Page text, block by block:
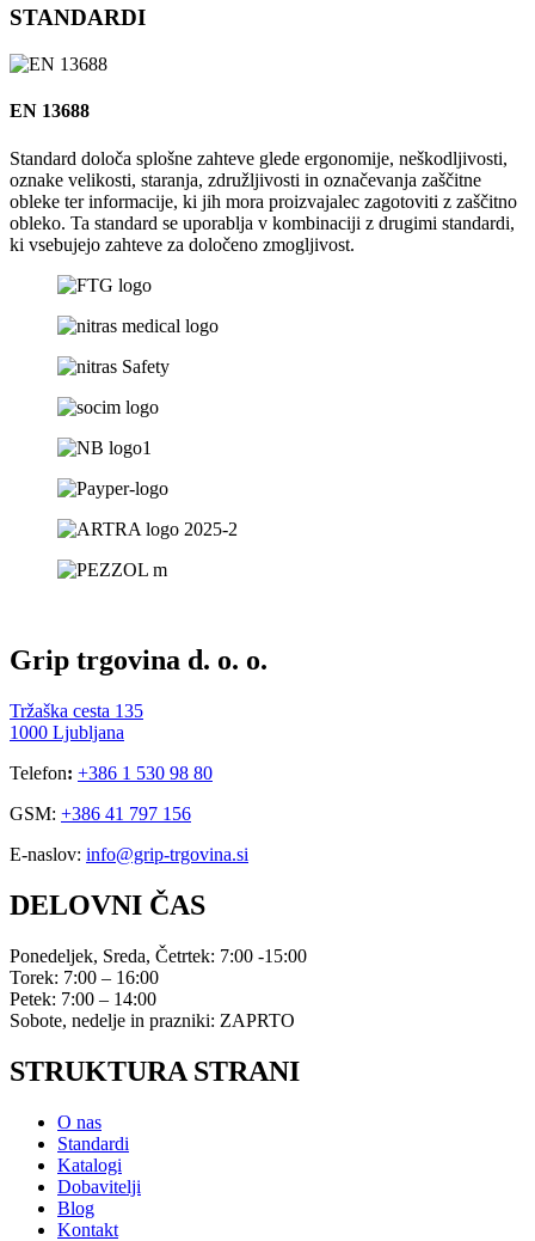
STANDARDI
EN 13688
Standard določa splošne zahteve glede ergonomije, neškodljivosti,
oznake velikosti, staranja, združljivosti in označevanja zaščitne
obleke ter informacije, ki jih mora proizvajalec zagotoviti z zaščitno
obleko. Ta standard se uporablja v kombinaciji z drugimi standardi,
ki vsebujejo zahteve za določeno zmogljivost.
Grip trgovina d. o. o.
Tržaška cesta 135
1000 Ljubljana
Telefon: +386 1 530 98 80
GSM: +386 41 797 156
E-naslov: info@grip-trgovina.si
DELOVNI ČAS
Ponedeljek, Sreda, Četrtek: 7:00 -15:00
Torek: 7:00 – 16:00
Petek: 7:00 – 14:00
Sobote, nedelje in prazniki: ZAPRTO
STRUKTURA STRANI
O nas
Standardi
Katalogi
Dobavitelji
Blog
Kontakt